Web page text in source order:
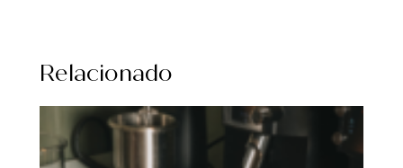
Relacionado